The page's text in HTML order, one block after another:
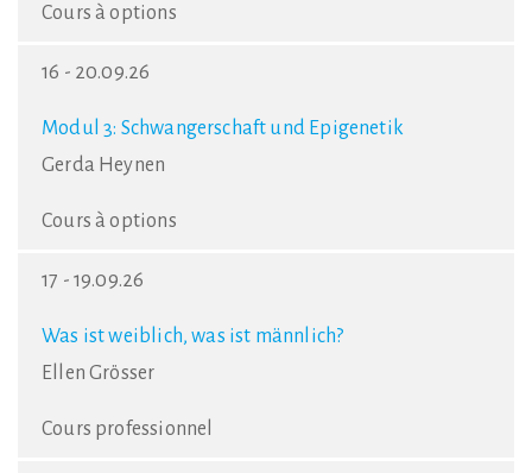
Cours à options
16 - 20.09.26
Modul 3: Schwangerschaft und Epigenetik
Gerda Heynen
Cours à options
17 - 19.09.26
Was ist weiblich, was ist männlich?
Ellen Grösser
Cours professionnel